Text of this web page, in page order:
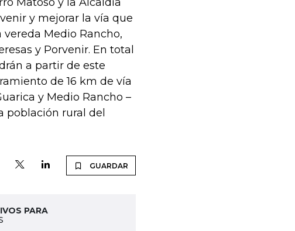
y mejorar la vía que
Medio Rancho,
y Porvenir. En total
a partir de este
de 16 km de vía
y Medio Rancho –
población rural del
GUARDAR
PARA